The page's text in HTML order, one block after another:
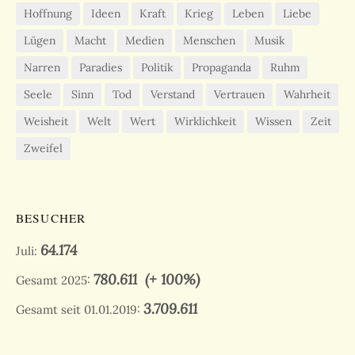
Hoffnung Ideen Kraft Krieg Leben
Liebe
Lügen
Macht Medien Menschen
Musik
Narren
Paradies Politik Propaganda
Ruhm
Seele
Sinn Tod Verstand Vertrauen
Wahrheit
Weisheit
Welt Wert Wirklichkeit Wissen
Zeit
Zweifel
BESUCHER
Juli: 64.174
Gesamt 2025: 780.611(+ 100%)
Gesamt seit 01.01.2019: 3.709.611